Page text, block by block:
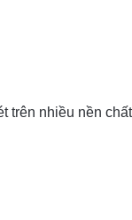
trên nhiều nền